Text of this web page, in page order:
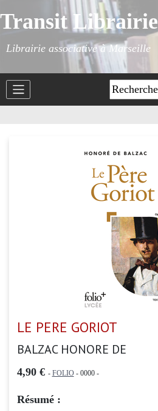
Transit Librairie
Librairie associative à Marseille
LE PERE GORIOT
BALZAC HONORE DE
4,90 € - FOLIO- 0000 -
Résumé :